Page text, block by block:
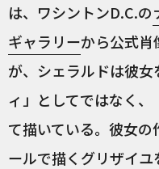
は、ワシントンD.C.の
ギャラリーから公式肖
が、シェラルドは彼
ィ」としてではなく
て描いている。彼女
ールで描くグリザイ